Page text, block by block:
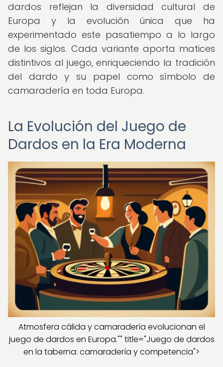
dardos reflejan la diversidad cultural de
Europa y la evolución única que ha
experimentado este pasatiempo a lo largo
de los siglos. Cada variante aporta matices
distintivos al juego, enriqueciendo la tradición
del dardo y su papel como símbolo de
camaradería en toda Europa.
La Evolución del Juego de
Dardos en la Era Moderna
Atmosfera cálida y camaradería evolucionan el
juego de dardos en Europa."" title="Juego de dardos
en la taberna: camaradería y competencia">